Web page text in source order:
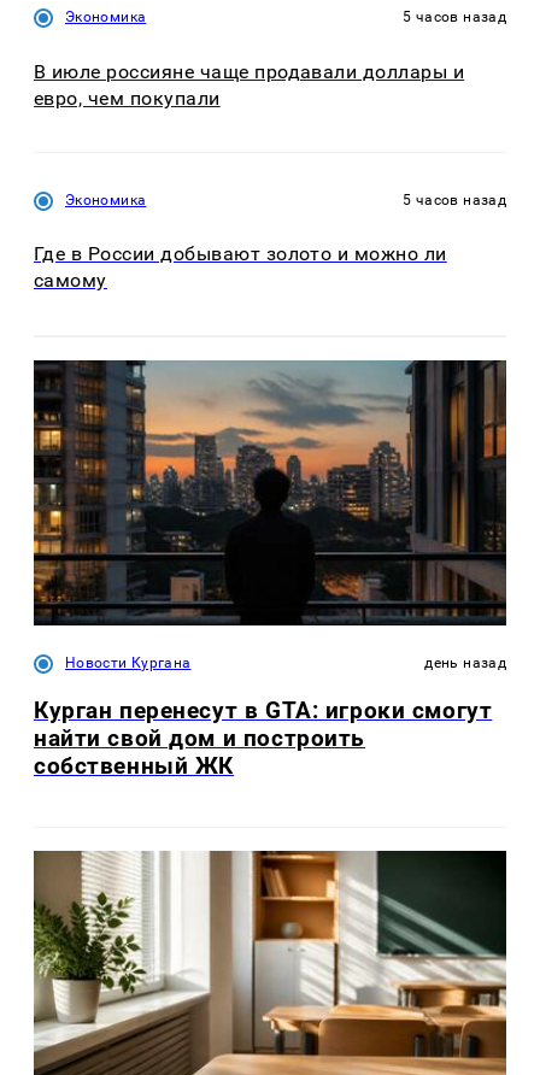
Экономика 5 часов назад
В июле россияне чаще продавали доллары и
евро, чем покупали
Экономика 5 часов назад
Где в России добывают золото и можно ли
самому
Новости Кургана день назад
Курган перенесут в GTA: игроки смогут
найти свой дом и построить
собственный ЖК